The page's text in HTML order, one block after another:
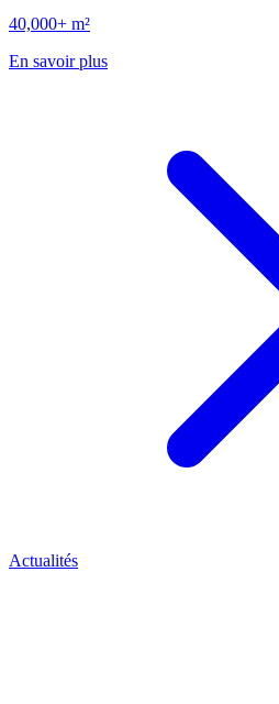
40,000+ m²
En savoir plus
Actualités